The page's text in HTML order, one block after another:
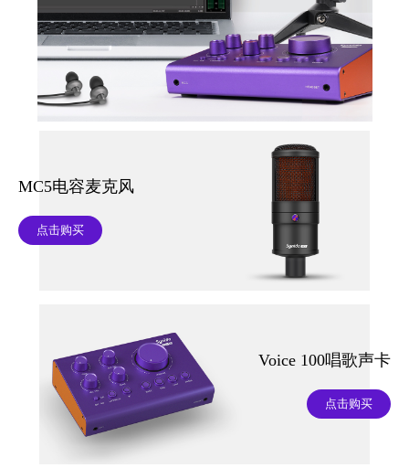
MC5电容麦克风
点击购买
Voice 100唱歌声卡
点击购买